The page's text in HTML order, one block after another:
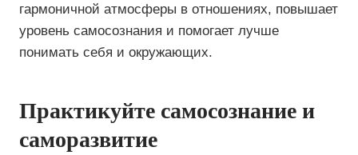
гармоничной атмосферы в отношениях, повышает
уровень самосознания и помогает лучше
понимать себя и окружающих.
Практикуйте самосознание и
саморазвитие